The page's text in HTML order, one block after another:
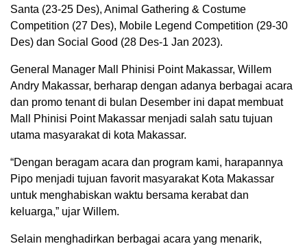
Santa (23-25 Des), Animal Gathering & Costume
Competition (27 Des), Mobile Legend Competition (29-30
Des) dan Social Good (28 Des-1 Jan 2023).
General Manager Mall Phinisi Point Makassar, Willem
Andry Makassar, berharap dengan adanya berbagai acara
dan promo tenant di bulan Desember ini dapat membuat
Mall Phinisi Point Makassar menjadi salah satu tujuan
utama masyarakat di kota Makassar.
“Dengan beragam acara dan program kami, harapannya
Pipo menjadi tujuan favorit masyarakat Kota Makassar
untuk menghabiskan waktu bersama kerabat dan
keluarga,” ujar Willem.
Selain menghadirkan berbagai acara yang menarik,